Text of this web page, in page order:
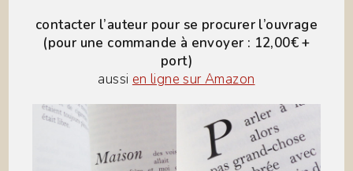
contacter l’auteur pour se procurer l’ouvrage
(pour une commande à envoyer : 12,00€ +
port)
aussi en ligne sur Amazon